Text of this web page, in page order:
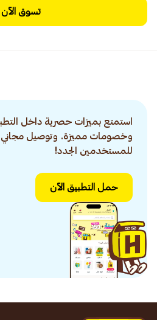
تسوق الآن
استمتع بميزات حصرية داخل
وخصومات مميزة. وتوصيل مجاني
للمستخدمين الجدد!
حمل التطبيق الآن